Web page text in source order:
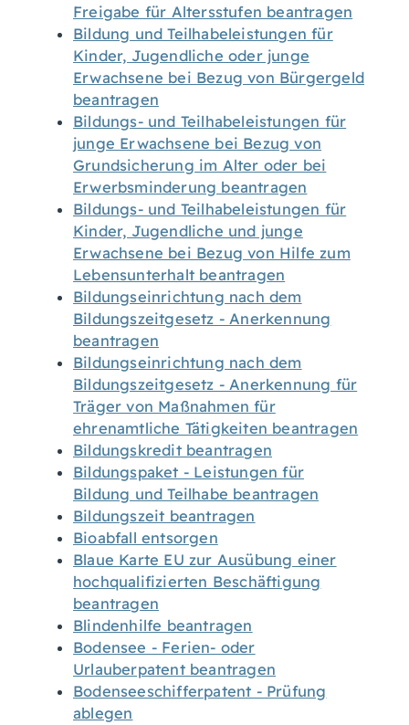
Freigabe für Altersstufen beantragen
Bildung und Teilhabeleistungen für
Kinder, Jugendliche oder junge
Erwachsene bei Bezug von Bürgergeld
beantragen
Bildungs- und Teilhabeleistungen für
junge Erwachsene bei Bezug von
Grundsicherung im Alter oder bei
Erwerbsminderung beantragen
Bildungs- und Teilhabeleistungen für
Kinder, Jugendliche und junge
Erwachsene bei Bezug von Hilfe zum
Lebensunterhalt beantragen
Bildungseinrichtung nach dem
Bildungszeitgesetz - Anerkennung
beantragen
Bildungseinrichtung nach dem
Bildungszeitgesetz - Anerkennung für
Träger von Maßnahmen für
ehrenamtliche Tätigkeiten beantragen
Bildungskredit beantragen
Bildungspaket - Leistungen für
Bildung und Teilhabe beantragen
Bildungszeit beantragen
Bioabfall entsorgen
Blaue Karte EU zur Ausübung einer
hochqualifizierten Beschäftigung
beantragen
Blindenhilfe beantragen
Bodensee - Ferien- oder
Urlauberpatent beantragen
Bodenseeschifferpatent - Prüfung
ablegen